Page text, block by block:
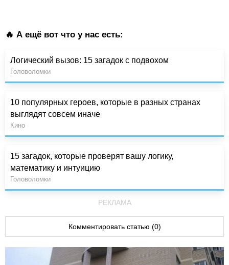
🔥 А ещё вот что у нас есть:
Логический вызов: 15 загадок с подвохом
Головоломки
10 популярных героев, которые в разных странах
выглядят совсем иначе
Кино
15 загадок, которые проверят вашу логику,
математику и интуицию
Головоломки
РЕКЛАМА
Комментировать статью (0)